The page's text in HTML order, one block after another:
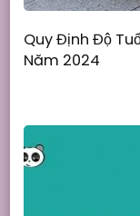
Quy Định Độ
Năm 2024